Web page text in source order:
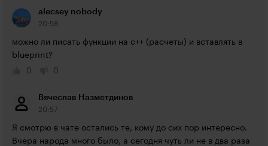
alecsey nobody
20:58
можно ли писать функции на с++ (расчеты) и вставлять в
blueprint?
0
0
Вячеслав Назметдинов
20:57
Я смотрю в чате остались те, кому до сих пор интересно.
Вчера народа много было, а сегодня чуть ли не в два раза